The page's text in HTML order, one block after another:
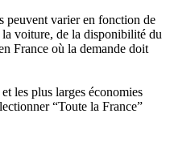
peuvent varier en fonction de
la voiture, de la disponibilité du
France où la demande doit
les plus larges économies
“Toute la France”